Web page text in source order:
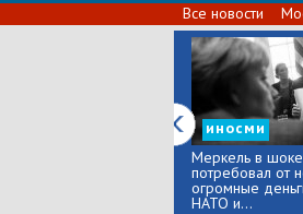
Все новости
иносми
Меркель в
потребовал от
огромные
НАТО и...